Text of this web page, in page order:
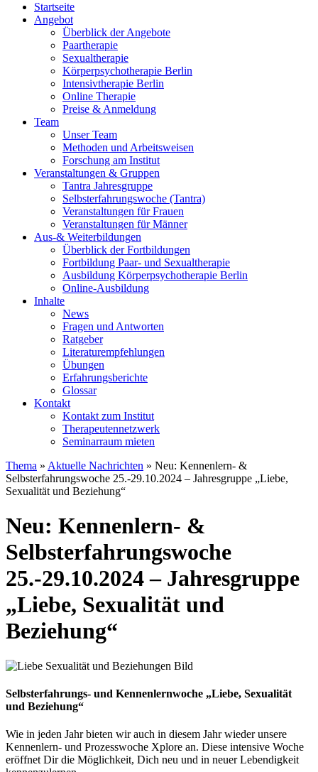
Startseite
Angebot
Überblick der Angebote
Paartherapie
Sexualtherapie
Körperpsychotherapie Berlin
Intensivtherapie Berlin
Online Therapie
Preise & Anmeldung
Team
Unser Team
Methoden und Arbeitsweisen
Forschung am Institut
Veranstaltungen & Gruppen
Tantra Jahresgruppe
Selbsterfahrungswoche (Tantra)
Veranstaltungen für Frauen
Veranstaltungen für Männer
Aus-& Weiterbildungen
Überblick der Fortbildungen
Fortbildung Paar- und Sexualtherapie
Ausbildung Körperpsychotherapie Berlin
Online-Ausbildung
Inhalte
News
Fragen und Antworten
Ratgeber
Literaturempfehlungen
Übungen
Erfahrungsberichte
Glossar
Kontakt
Kontakt zum Institut
Therapeutennetzwerk
Seminarraum mieten
Thema » Aktuelle Nachrichten » Neu: Kennenlern- &
Selbsterfahrungswoche 25.-29.10.2024 – Jahresgruppe „Liebe,
Sexualität und Beziehung“
Neu: Kennenlern- &
Selbsterfahrungswoche
25.-29.10.2024 – Jahresgruppe
„Liebe, Sexualität und
Beziehung“
Selbsterfahrungs- und Kennenlernwoche „Liebe, Sexualität
und Beziehung“
Wie in jeden Jahr bieten wir auch in diesem Jahr wieder unsere
Kennenlern- und Prozesswoche Xplore an. Diese intensive Woche
eröffnet Dir die Möglichkeit, Dich neu und in neuer Lebendigkeit